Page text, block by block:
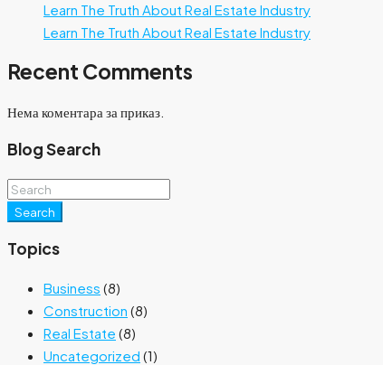
Learn The Truth About Real Estate Industry
Learn The Truth About Real Estate Industry
Recent Comments
Нема коментара за приказ.
Blog Search
Search
Topics
Business (8)
Construction (8)
Real Estate (8)
Uncategorized (1)